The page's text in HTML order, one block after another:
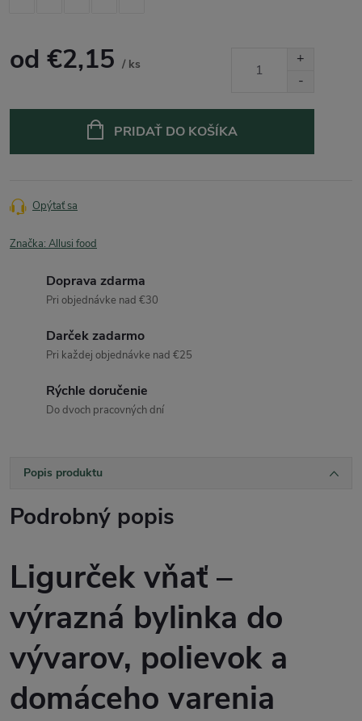
od €2,15 / ks
PRIDAŤ DO KOŠÍKA
Opýtať sa
Značka: Allusi food
Doprava zdarma
Pri objednávke nad €30
Darček zadarmo
Pri každej objednávke nad €25
Rýchle doručenie
Do dvoch pracovných dní
Popis produktu
Podrobný popis
Ligurček vňať –
výrazná bylinka do
vývarov, polievok a
domáceho varenia